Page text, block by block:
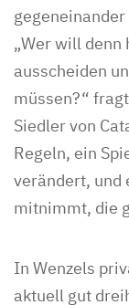
„Wer will denn
ausscheiden
müssen?“
Siedler von
Regeln, ein
verändert, und
mitnimmt, die
In Wenzels
aktuell gut